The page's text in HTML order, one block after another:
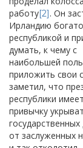
работу[2]. Он
Ирландию
республикой и
думать, к чему с
наибольшей
приложить свои
заметил, что
республики имеет
привычку
государственных
от заслуженных